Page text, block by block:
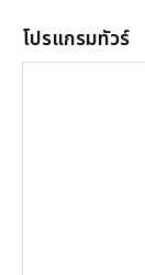
โปรแกรมทัวร์